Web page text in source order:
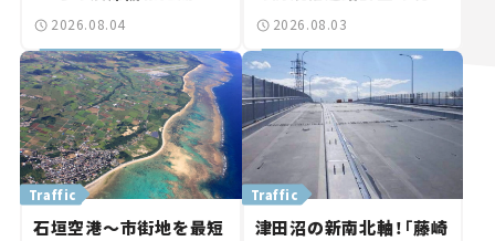
岡山市側でも動きが【い
2026.08.04
状。「館山鴨川道路」で検
路計画】
2026.08.03
Traffic
石垣空港～市街地を最短
Traffic
津田沼の新南北軸！「藤崎